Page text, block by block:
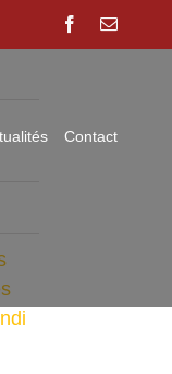
Facebook
Email
Contact